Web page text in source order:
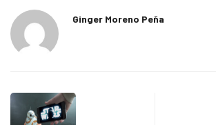
Ginger Moreno Peña